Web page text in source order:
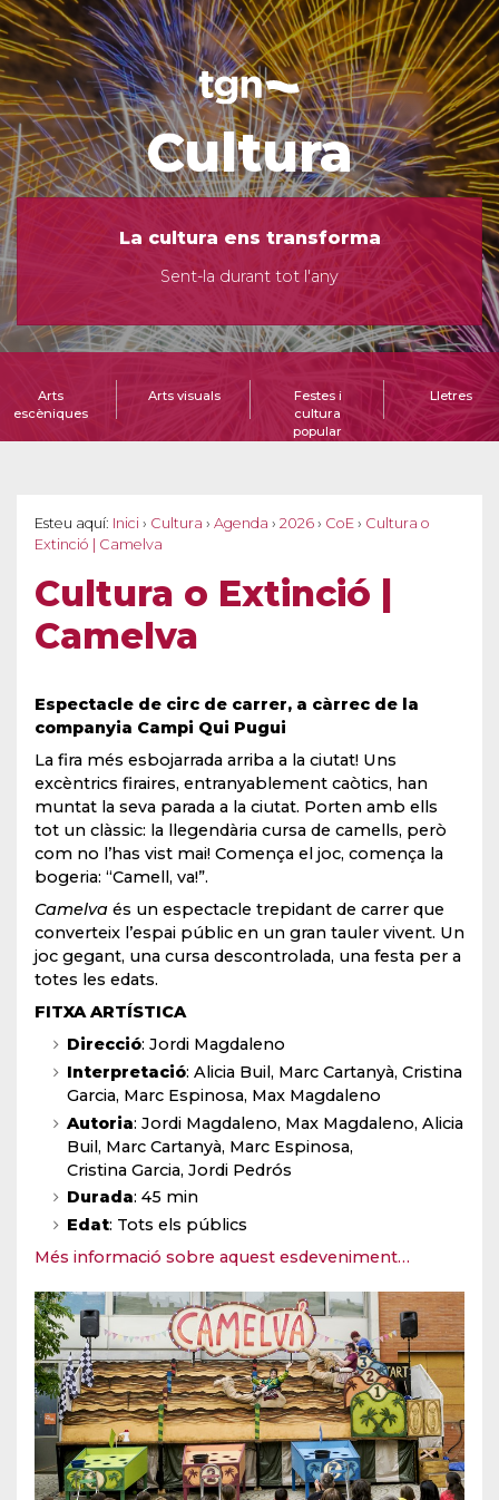
Cultura
La cultura ens transforma
Sent-la durant tot l'any
Arts
escèniques
Arts visuals
Festes i
cultura
popular
Lletres
Esteu aquí: Inici › Cultura › Agenda › 2026 › CoE › Cultura o
Extinció | Camelva
Cultura o Extinció |
Camelva
Espectacle de circ de carrer, a càrrec de la
companyia Campi Qui Pugui
La fira més esbojarrada arriba a la ciutat! Uns
excèntrics firaires, entranyablement caòtics, han
muntat la seva parada a la ciutat. Porten amb ells
tot un clàssic: la llegendària cursa de camells, però
com no l’has vist mai! Comença el joc, comença la
bogeria: “Camell, va!”.
Camelva és un espectacle trepidant de carrer que
converteix l’espai públic en un gran tauler vivent. Un
joc gegant, una cursa descontrolada, una festa per a
totes les edats.
FITXA ARTÍSTICA
Direcció: Jordi Magdaleno
Interpretació: Alicia Buil, Marc Cartanyà, Cristina
Garcia, Marc Espinosa, Max Magdaleno
Autoria: Jordi Magdaleno, Max Magdaleno, Alicia
Buil, Marc Cartanyà, Marc Espinosa,
Cristina Garcia, Jordi Pedrós
Durada: 45 min
Edat: Tots els públics
Més informació sobre aquest esdeveniment…